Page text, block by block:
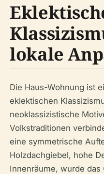
lokale
Die Haus-Wohnung ist
eklektischen
neoklassizistische
Volkstraditionen
eine symmetrische
Holzdachgiebel, hohe
Innenräume, wurde